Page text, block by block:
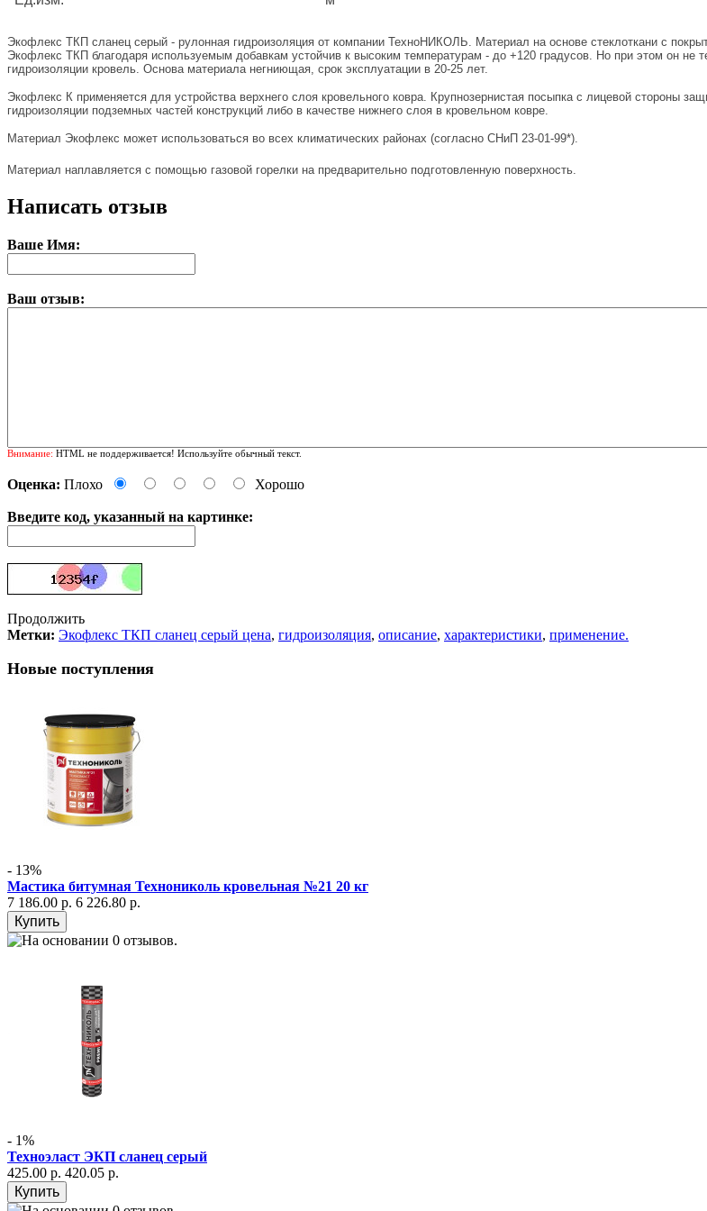
Экофлекс ТКП сланец серый - рулонная гидроизоляция от компании ТехноНИКОЛЬ. Материал на основе стеклоткани с
Экофлекс ТКП благодаря используемым добавкам устойчив к высоким температурам - до +120 градусов. Но при этом он не
гидроизоляции кровель. Основа материала негниющая, срок эксплуатации в 20-25 лет.
Экофлекс К применяется для устройства верхнего слоя кровельного ковра. Крупнозернистая посыпка с лицевой стороны
гидроизоляции подземных частей конструкций либо в качестве нижнего слоя в кровельном ковре.
Материал Экофлекс может использоваться во всех климатических районах (согласно СНиП 23-01-99*).
Материал наплавляется с помощью газовой горелки на предварительно подготовленную поверхность.
Написать отзыв
Ваше Имя:
Ваш отзыв:
Внимание: HTML не поддерживается! Используйте обычный текст.
Оценка: Плохо Хорошо
Введите код, указанный на картинке:
Продолжить
Метки: Экофлекс ТКП сланец серый цена, гидроизоляция, описание, характеристики, применение.
Новые поступления
- 13%
Мастика битумная Технониколь кровельная №21 20 кг
7 186.00 р. 6 226.80 р.
- 1%
Техноэласт ЭКП сланец серый
425.00 р. 420.05 р.